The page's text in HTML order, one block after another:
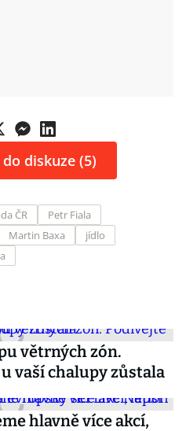
diskuze (5)
ČR
Petr Fiala
Martin Baxa
jídlo
větrných zón.
vaší chalupy zůstala
hlavně více akcí,